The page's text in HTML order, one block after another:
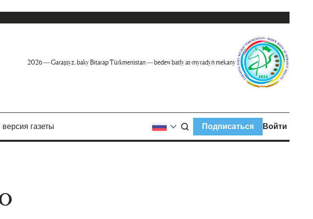
2026 — Garaşsyz, baky Bitarap Türkmenistan — bedew batly at-myradyň mekany
газеты Подписаться Войти